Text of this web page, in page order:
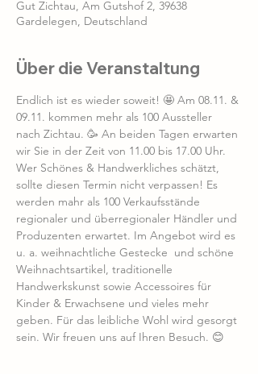
Gut Zichtau, Am Gutshof 2, 39638
Gardelegen, Deutschland
Über die Veranstaltung
Endlich ist es wieder soweit! 🤩 Am 08.11. &
09.11. kommen mehr als 100 Aussteller
nach Zichtau. 🥳 An beiden Tagen erwarten
wir Sie in der Zeit von 11.00 bis 17.00 Uhr.
Wer Schönes & Handwerkliches schätzt,
sollte diesen Termin nicht verpassen! Es
werden mahr als 100 Verkaufsstände
regionaler und überregionaler Händler und
Produzenten erwartet. Im Angebot wird es
u. a. weihnachtliche Gestecke  und schöne
Weihnachtsartikel, traditionelle
Handwerkskunst sowie Accessoires für
Kinder & Erwachsene und vieles mehr
geben. Für das leibliche Wohl wird gesorgt
sein. Wir freuen uns auf Ihren Besuch. 😊